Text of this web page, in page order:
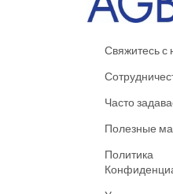
Свяжитесь с
Часто
Полезные
Политика